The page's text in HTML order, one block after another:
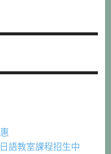
語教室課程招生中